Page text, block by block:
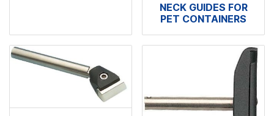
NECK GUIDES FOR
PET CONTAINERS